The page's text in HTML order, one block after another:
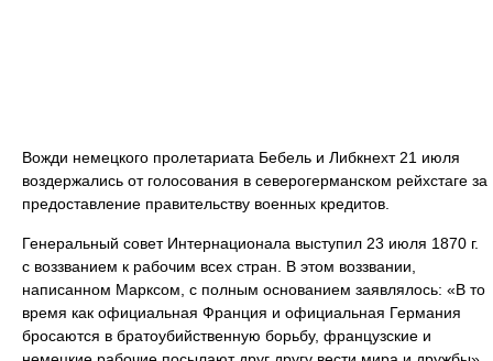
Вожди немецкого пролетариата Бебель и Либкнехт 21 июля
воздержались от голосования в северогерманском рейхстаге за
предоставление правительству военных кредитов.
Генеральный совет Интернационала выступил 23 июля 1870 г.
с воззванием к рабочим всех стран. В этом воззвании,
написанном Марксом, с полным основанием заявлялось: «В то
время как официальная Франция и официальная Германия
бросаются в братоубийственную борьбу, французские и